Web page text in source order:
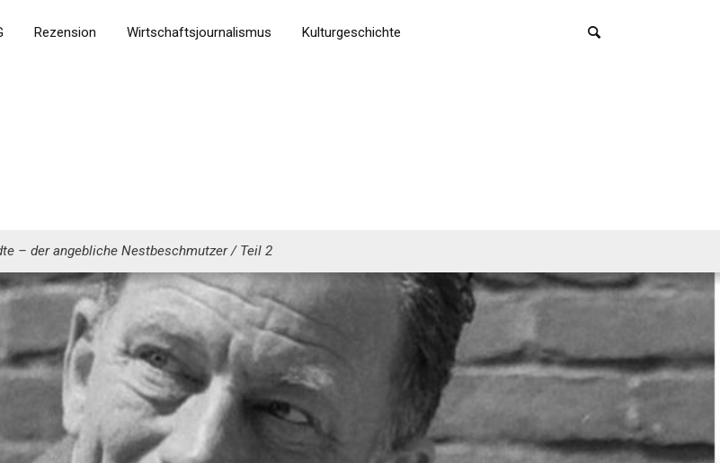
Rezension Wirtschaftsjournalismus Kulturgeschichte
– der angebliche Nestbeschmutzer / Teil 2